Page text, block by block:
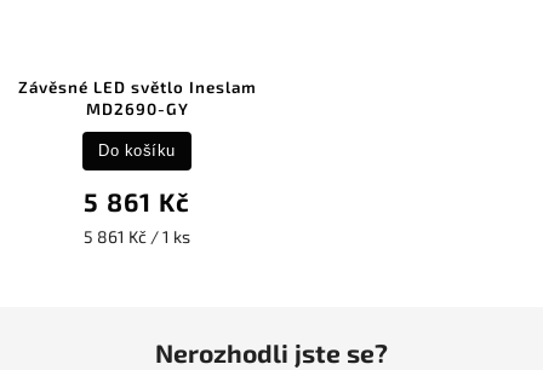
Závěsné LED světlo Ineslam
MD2690-GY
5 861 Kč
5 861 Kč / 1 ks
Do košíku
Nerozhodli jste se?